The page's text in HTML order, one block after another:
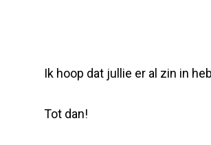
Ik hoop dat jullie er al zin in
Tot dan!